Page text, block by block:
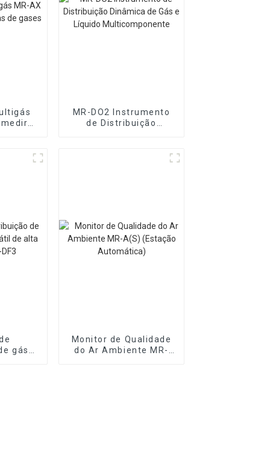
medir
MR-DO2 Instrumento
de Distribuição
gás
Monitor de Qualidade
do Ar Ambiente MR-